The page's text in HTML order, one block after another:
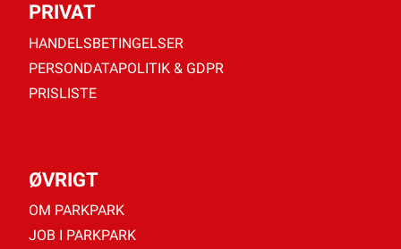
PRIVAT
HANDELSBETINGELSER
PERSONDATAPOLITIK & GDPR
PRISLISTE
ØVRIGT
OM PARKPARK
JOB I PARKPARK